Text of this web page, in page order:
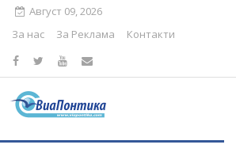
Август 09, 2026
За нас За Реклама Контакти